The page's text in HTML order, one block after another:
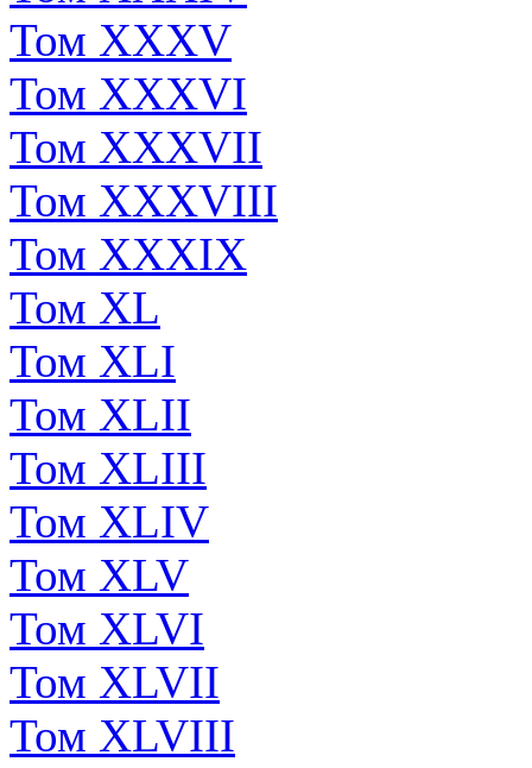
Том XXXV
Том XXXVI
Том XXXVII
Том XXXVIII
Том XXXIX
Том XL
Том XLI
Том XLII
Том XLIII
Том XLIV
Том XLV
Том XLVI
Том XLVII
Том XLVIII